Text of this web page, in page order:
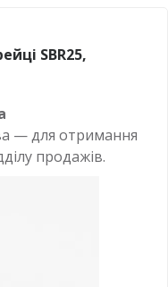
SBR25,
— для отримання
продажів.